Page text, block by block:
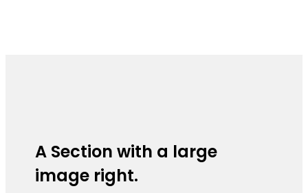
A Section with a large
image right.